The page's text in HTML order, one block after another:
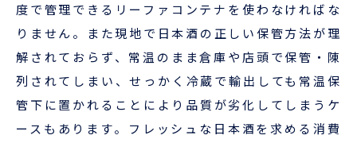
度で管理できるリーファコンテナを使わなければな
りません。また現地で日本酒の正しい保管方法が理
解されておらず、常温のまま倉庫や店頭で保管・陳
列されてしまい、せっかく冷蔵で輸出しても常温保
管下に置かれることにより品質が劣化してしまうケ
ースもあります。フレッシュな日本酒を求める消費